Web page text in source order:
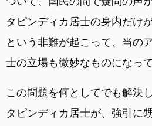
タピンディカ居士の身内だけ
という非難が起こって、当の
士の立場も微妙なものになっ
この問題を何としてでも解決
タピンディカ居士が、強引に